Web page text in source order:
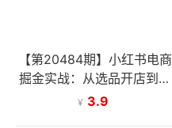
【第20484期】小红书电商
掘金实战：从选品开店到爆
款笔记，覆盖虚拟产品与直
¥ 3.9